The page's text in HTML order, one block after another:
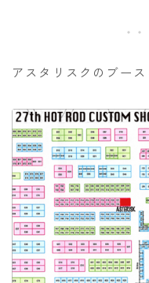
アスタリスクのブース